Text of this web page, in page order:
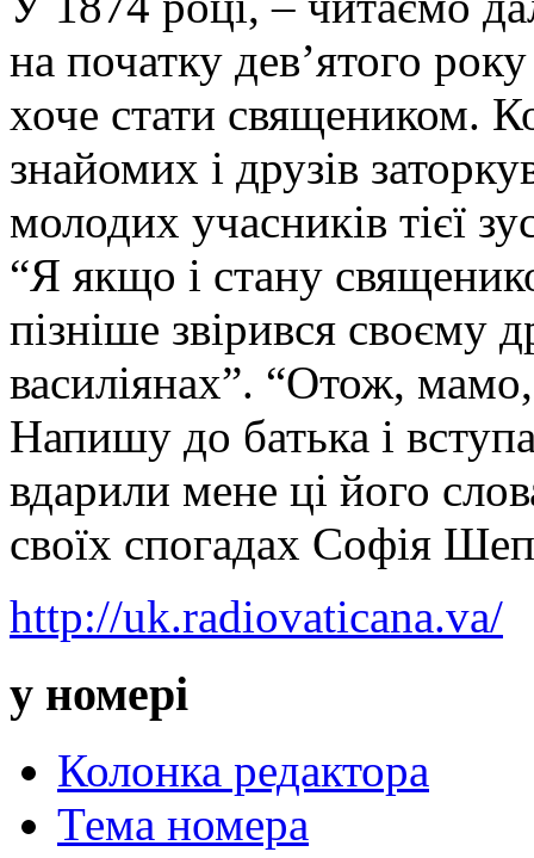
на початку дев’ятого
хоче стати священиком.
знайомих і друзів
молодих учасників тієї
“Я якщо і стану
пізніше звірився своєму
василіянах”. “Отож,
Напишу до батька і
вдарили мене ці його
своїх спогадах Софія
http://uk.radiovaticana.va/
у номері
Колонка редактора
Тема номера